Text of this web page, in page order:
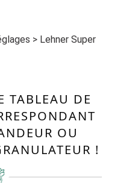
> Lehner Super
TABLEAU DE
OU
!